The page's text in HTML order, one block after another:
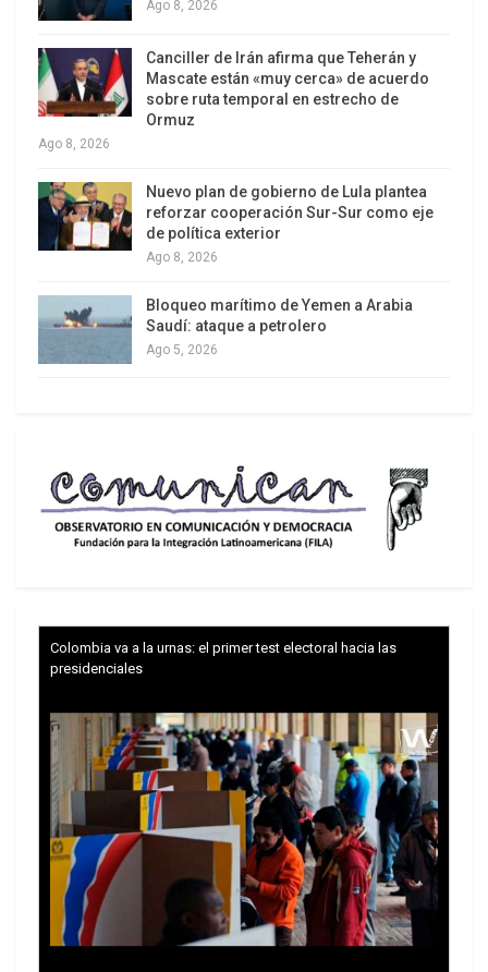
declaró el ministro filipino de Defensa, Voltaire
Gazmin, tras comentar que el presidente del país,
Benigno Aquino, se quedó «sin palabras» al
conocer el alcance de la tragedia.
generalizados en toda la ciudad, previo a la
llegada de la asistencia humanitaria y los militares
a la zona.
«La situación en Tacloban es caótica ahora (…) Ya
está todo saqueado, incluso la gente ha
destrozado los cajeros bancarios para sacar el
Ayuda de la CE
En la isla de Samar, colindante con Leyte y por
local dijo en la emisora de radio «DZBB» que al
menos hay 300 cadáveres y unos 2.000
Tras arrasar el centro y sur de Filipinas, Haiyan se
encuentra en el Mar del Sur de China en dirección
a Vietnam, donde está previsto llegue este lunes,
mientras que las autoridades locales ya han
iniciado la evacuación de unas 600.000 personas.
La Comisión Europea (CE) anunció que entregará
3 millones de euros en concepto de ayuda de
Ago 8, 2026
Canciller de Irán afirma que Teherán y
Mascate están «muy cerca» de acuerdo
sobre ruta temporal en estrecho de
Ormuz
Ago 8, 2026
Nuevo plan de gobierno de Lula plantea
reforzar cooperación Sur-Sur como eje
de política exterior
Ago 8, 2026
Bloqueo marítimo de Yemen a Arabia
Saudí: ataque a petrolero
Ago 5, 2026
Colombia va a la urnas: el primer test electoral hacia las
presidenciales